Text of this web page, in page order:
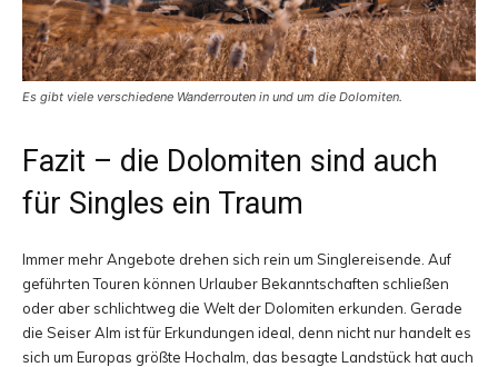
Es gibt viele verschiedene Wanderrouten in und um die Dolomiten.
Fazit – die Dolomiten sind auch
für Singles ein Traum
Immer mehr Angebote drehen sich rein um Singlereisende. Auf
geführten Touren können Urlauber Bekanntschaften schließen
oder aber schlichtweg die Welt der Dolomiten erkunden. Gerade
die Seiser Alm ist für Erkundungen ideal, denn nicht nur handelt es
sich um Europas größte Hochalm, das besagte Landstück hat auch